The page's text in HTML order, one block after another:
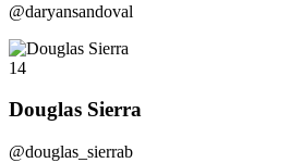
@daryansandoval
14
Douglas Sierra
@douglas_sierrab